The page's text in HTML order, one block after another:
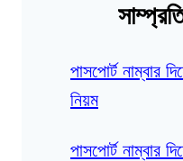
পাসপোর্ট নাম্বার
নিয়ম
পাসপোর্ট নাম্বার